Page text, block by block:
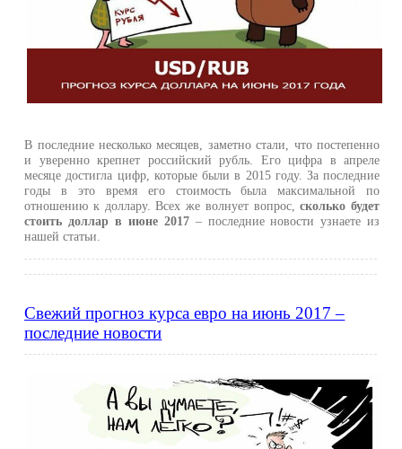
В последние несколько месяцев, заметно стали, что постепенно
и уверенно крепнет российский рубль. Его цифра в апреле
месяце достигла цифр, которые были в 2015 году. За последние
годы в это время его стоимость была максимальной по
отношению к доллару. Всех же волнует вопрос,сколько будет
стоить доллар в июне 2017– последние новости узнаете из
нашей статьи.
Свежий прогноз курса евро на июнь 2017 –
последние новости